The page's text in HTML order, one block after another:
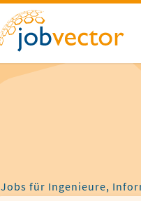
Jobs für Ingenieure,